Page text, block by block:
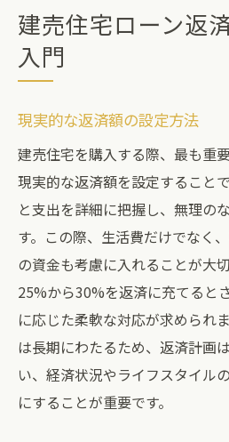
建売住宅ローン返
入門
現実的な返済額の設定方法
建売住宅を購入する際、最も重
現実的な返済額を設定すること
と支出を詳細に把握し、無理の
す。この際、生活費だけでなく
の資金も考慮に入れることが大
25%から30%を返済に充てると
に応じた柔軟な対応が求められ
は長期にわたるため、返済計画
い、経済状況やライフスタイル
にすることが重要です。